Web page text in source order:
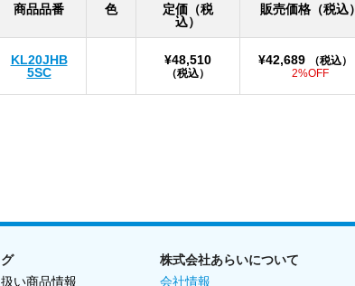
商品品番 色
定価（税
込）
販売価格（税込）
KL20JHB
5SC
¥48,510
（税込）
¥42,689 （税込）
2%OFF
い商品情報
株式会社あらいについて
会社情報